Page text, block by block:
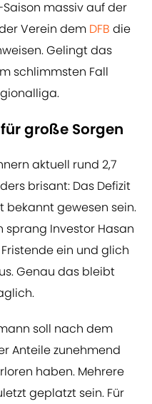
massiv auf der
Verein dem DFB die
Gelingt das
schlimmsten Fall
große Sorgen
aktuell rund 2,7
brisant: Das Defizit
bekannt gewesen sein.
sprang Investor Hasan
ein und glich
Genau das bleibt
soll nach dem
Anteile zunehmend
haben. Mehrere
geplatzt sein. Für